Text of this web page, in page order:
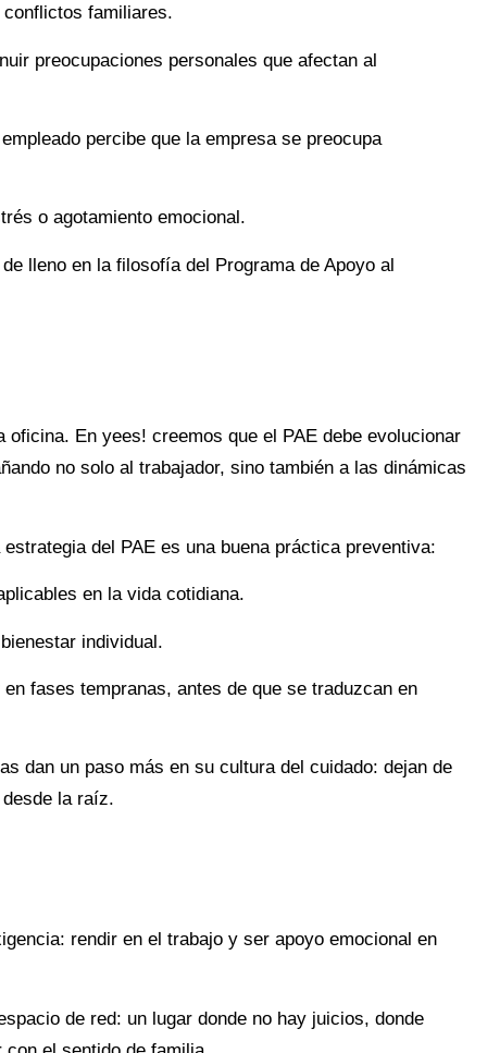
familiares.
preocupaciones personales que afectan al
percibe que la empresa se preocupa
o agotamiento emocional.
lleno en la filosofía del Programa de Apoyo al
En yees! creemos que el PAE debe evolucionar
no solo al trabajador, sino también a las dinámicas
del PAE es una buena práctica preventiva:
en la vida cotidiana.
individual.
fases tempranas, antes de que se traduzcan en
dan un paso más en su cultura del cuidado: dejan de
la raíz.
rendir en el trabajo y ser apoyo emocional en
de red: un lugar donde no hay juicios, donde